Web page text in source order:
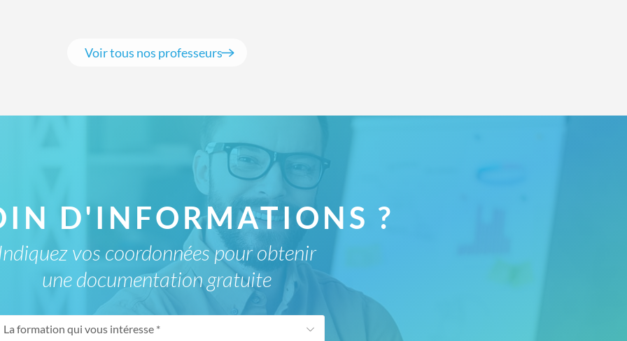
Voir tous nos professeurs
D'INFORMATIONS ?
vos coordonnées pour obtenir
une documentation gratuite
La formation qui vous intéresse *